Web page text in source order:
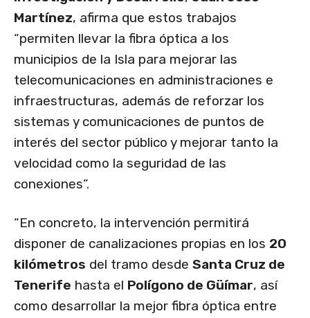
Martínez, afirma que estos trabajos
“permiten llevar la fibra óptica a los
municipios de la Isla para mejorar las
telecomunicaciones en administraciones e
infraestructuras, además de reforzar los
sistemas y comunicaciones de puntos de
interés del sector público y mejorar tanto la
velocidad como la seguridad de las
conexiones”.
“En concreto, la intervención permitirá
disponer de canalizaciones propias en los 20
kilómetros del tramo desde Santa Cruz de
Tenerife hasta el Polígono de Güímar, así
como desarrollar la mejor fibra óptica entre